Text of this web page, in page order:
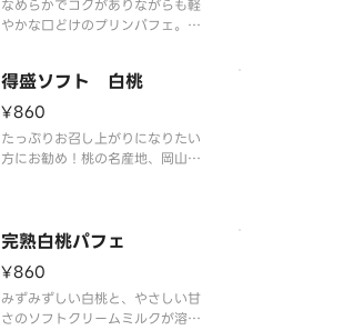
なめらかでコクがありながらも軽
やかな口どけのプリンパフェ。ロ
用しました。やさしい塩味が甘さ
を引き立て、最後まで飽きのこな
い味わいを実現しました。
得盛ソフト 白桃
¥860
たっぷりお召し上がりになりたい
方にお勧め！桃の名産地、岡山県
りと旨味を再現しました。
完熟白桃パフェ
¥860
みずみずしい白桃と、やさしい甘
さのソフトクリームミルクが溶け